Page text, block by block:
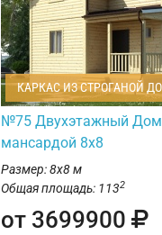
КАРКАС ИЗ СТРОГАНОЙ
№75 Двухэтажный Дом
мансардой 8х8
Размер: 8х8 м
Общая площадь: 1132
от 3699900